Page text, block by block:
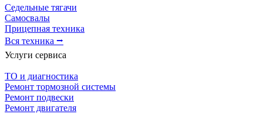
Седельные тягачи
Самосвалы
Прицепная техника
Вся техника ⭢
Услуги сервиса
ТО и диагностика
Ремонт тормозной системы
Ремонт подвески
Ремонт двигателя